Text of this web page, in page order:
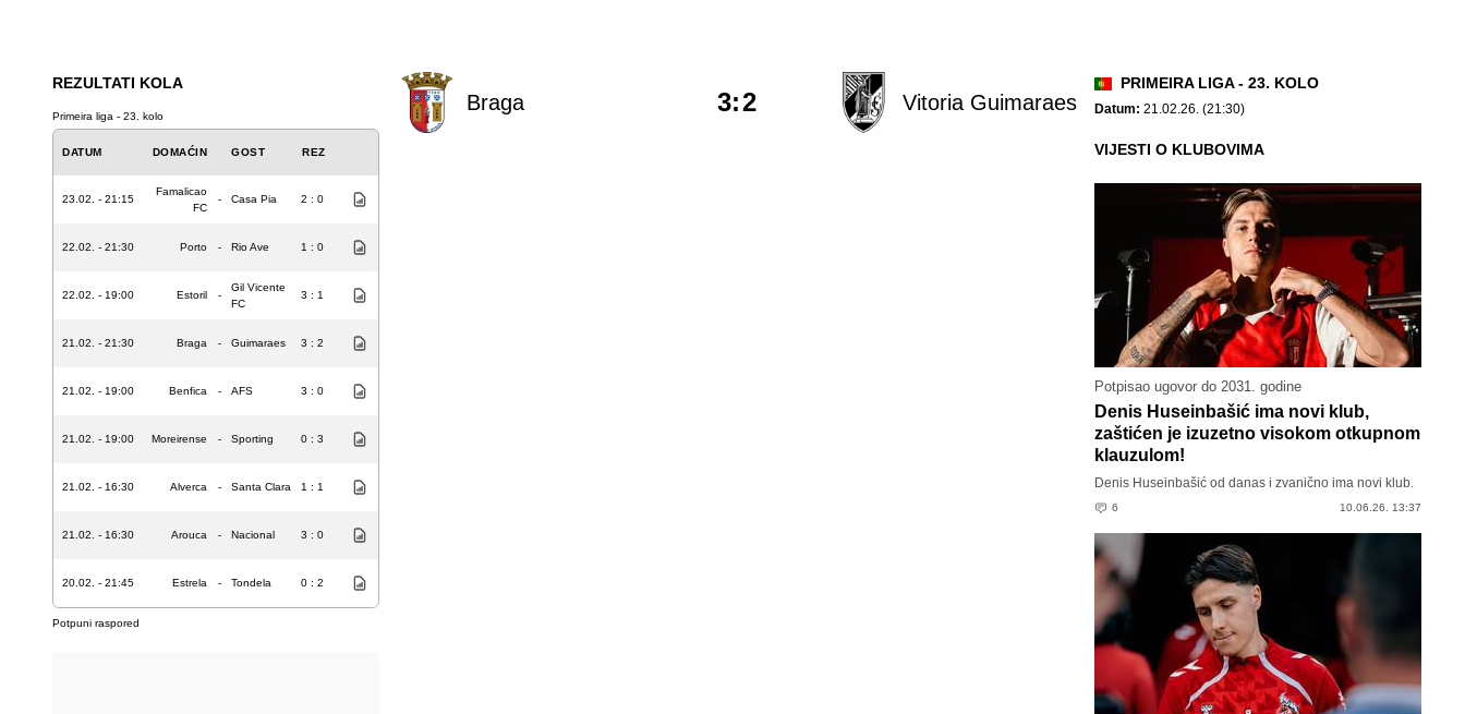
REZULTATI KOLA
Primeira liga - 23. kolo
DATUM DOMAĆIN GOST REZ
23.02. - 21:15
Famalicao
FC
- Casa Pia 2 : 0
22.02. - 21:30 Porto - Rio Ave 1 : 0
22.02. - 19:00 Estoril -
Gil Vicente
FC
3 : 1
21.02. - 21:30 Braga - Guimaraes 3 : 2
21.02. - 19:00 Benfica - AFS 3 : 0
21.02. - 19:00 Moreirense - Sporting 0 : 3
21.02. - 16:30 Alverca - Santa Clara 1 : 1
21.02. - 16:30 Arouca - Nacional 3 : 0
20.02. - 21:45 Estrela - Tondela 0 : 2
Potpuni raspored
Braga Vitoria Guimaraes
3:2
PRIMEIRA LIGA - 23. KOLO
Datum: 21.02.26. (21:30)
VIJESTI O KLUBOVIMA
Potpisao ugovor do 2031. godine
Denis Huseinbašić ima novi klub,
zaštićen je izuzetno visokom otkupnom
klauzulom!
Denis Huseinbašić od danas i zvanično ima novi klub.
6 10.06.26. 13:37